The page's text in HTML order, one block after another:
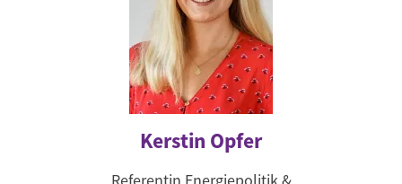
Kerstin Opfer